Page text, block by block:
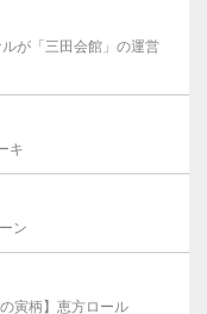
が「三田会館」の運営
キ
ン
寅柄】恵方ロール